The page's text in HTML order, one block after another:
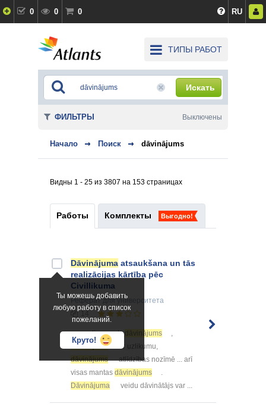
0 0 0 RU
ТИПЫ РАБОТ
Искать
Начало Поиск dāvinājums
Видны 1 - 25 из 3807 на 153 страницах
Работы Комплекты Выгодно!
Ты можешь добавить
любую работу в список
пожеланий.
Круто!
Dāvinājuma atsaukšana un tās
realizācijas kārtība pēc
Civillikuma
Рефератдля университета
... , proti, parastsdāvinājums
,
dāvinājums
ar uzlikumu,
dāvinājums
atlīdzības nozīmē ... arī
visas mantas dāvinājums
.
Dāvinājuma
veidu dāvinātājs var ...
ФИЛЬТРЫ Выключены